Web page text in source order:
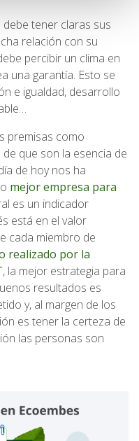
tener claras sus
relación con su
percibir un clima en
una garantía. Esto se
e igualdad, desarrollo
premisas como
que son la esencia de
de hoy nos ha
mejor empresa para
es un indicador
está en el valor
cada miembro de
realizado por la
, la mejor estrategia para
resultados es
y, al margen de los
es tener la certeza de
las personas son